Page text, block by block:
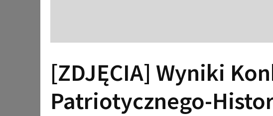
[ZDJĘCIA] Wyniki
Patriotycznego-